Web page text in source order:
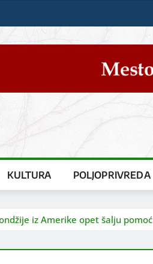
KULTURA POLJOPRIVREDA
iz Amerike opet šalju pomoć